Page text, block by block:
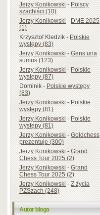
Jerzy Konikowski-Polscy
szachiści (10)
Jerzy Konikowski-DME 2025
(1)
Krzysztof Kledzik-Polskie
występy (83)
Jerzy Konikowski-Gens una
sumus (123)
Jerzy Konikowski-Polskie
występy (87)
Dominik-Polskie występy
(83)
Jerzy Konikowski-Polskie
występy (81)
Jerzy Konikowski-Polskie
występy (81)
Jerzy Konikowski-Goldchess
prezentuje (300)
Jerzy Konikowski-Grand
Chess Tour 2025 (2)
Jerzy Konikowski-Grand
Chess Tour 2025 (2)
Jerzy Konikowski-Z życia
PZSzach (248)
Autor bloga